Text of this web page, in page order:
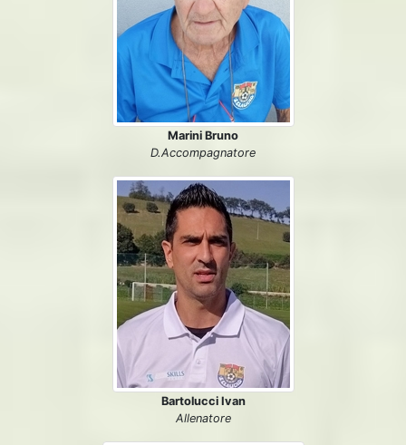
Marini Bruno
D.Accompagnatore
Bartolucci Ivan
Allenatore